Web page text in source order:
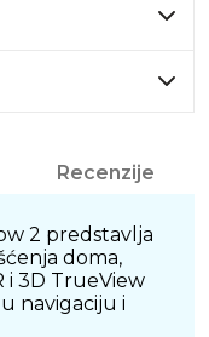
Recenzije
2 predstavlja
doma,
i 3D TrueView
navigaciju i